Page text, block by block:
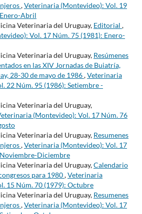
,Veterinaria (Montevideo): Vol. 19
Abril
Veterinaria del Uruguay, Editorial ,
Vol. 17 Núm. 75 (1981): Enero-
Veterinaria del Uruguay, Resúmenes
en las XIV Jornadas de Buiatría,
28-30 de mayo de 1986,Veterinaria
22 Núm. 95 (1986): Setiembre -
Veterinaria del Uruguay,
(Montevideo): Vol. 17 Núm. 76
Veterinaria del Uruguay, Resumenes
,Veterinaria (Montevideo): Vol. 17
Diciembre
Veterinaria del Uruguay,Calendario
para 1980,Veterinaria
15 Núm. 70 (1979): Octubre
Veterinaria del Uruguay, Resumenes
,Veterinaria (Montevideo): Vol. 17